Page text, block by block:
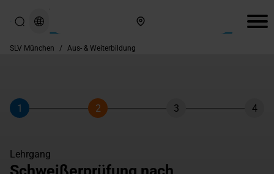
SLV München / Aus- & Weiterbildung
Schritt
1
Schritt
2
Schritt
3 4
Lehrgang